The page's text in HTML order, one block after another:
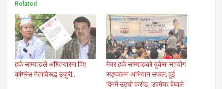
Related
हर्क साम्पाङले अख्तियारमा दिए
कांग्रेस नेताविरूद्ध उजुरी..
मेयर हर्क साम्पाङको युकेमा सहयोग
सङ्कलन अभियान सफल, दुई
दिनमै उठ्यो करोड, उपमेयर बेघाले